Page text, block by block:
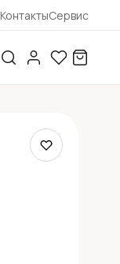
КонтактыСервис